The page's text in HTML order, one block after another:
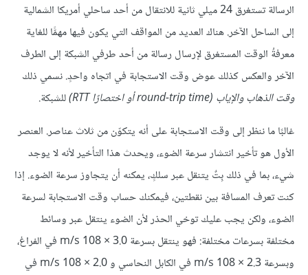
الرسالة تستغرق 24 ميلي ثانية للانتقال من أحد ساحلي أمريكا الشمالية
إلى الساحل الآخر. هناك العديد من المواقف التي يكون فيها مهمًّا للغاية
معرفةُ الوقت المستغرق لإرسال رسالة من أحد طرفي الشبكة إلى الطرف
الآخر والعكس كذلك عوض وقت الاستجابة في اتجاه واحدٍ. نسمي ذلك
وقت الذهاب والإياب (round-trip time أو اختصارًا RTT)
للشبكة.
غالبًا ما ننظر إلى وقت الاستجابة على أنه يتكوّن من ثلاث عناصر. العنصر
الأول هو تأخير انتشار سرعة الضوء، ويحدث هذا التأخير لأنه لا يوجد
شيء، بما في ذلك بِتٌ يتنقل عبر سلكٍ، يمكنه أن يتجاوز سرعة الضوء. إذا
كنت تعرف المسافة بين نقطتين، فيمكنك حساب وقت الاستجابة لسرعة
الضوء، ولكن يجب عليك توخي الحذر لأن الضوء ينتقل عبر وسائط
مختلفة بسرعات مختلفة: فهو ينتقل بسرعة 3.0 × 108 m/s في الفراغ،
وبسرعة 2.3 × 108 m/s في الكابل النحاسي و 2.0 × 108 m/s في